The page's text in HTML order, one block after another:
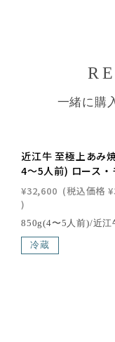
一緒に購
近江牛 至極上あみ
4〜5人前) ロース・
¥32,600 (税込価格
)
冷蔵